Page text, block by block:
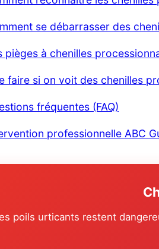
se débarrasser des
pièges à chenilles
faire si on voit des chenilles
fréquentes (FAQ)
professionnelle ABC
poils urticants restent